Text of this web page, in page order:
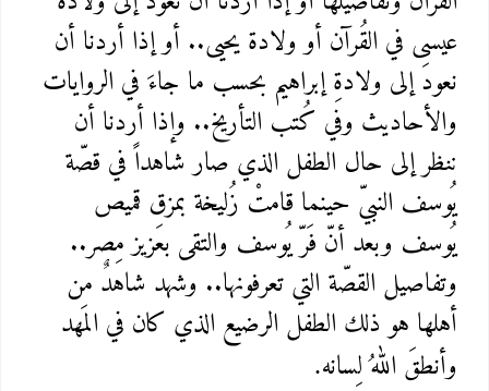
عيسى في القُرآن أو ولادة يحيى.. أو إذا أردنا أن
نعودَ إلى ولادةِ إبراهيم بحسب ما جاءَ في الروايات
والأحاديث وفي كُتب التأريخ.. وإذا أردنا أن
ننظر إلى حال الطفل الذي صار شاهداً في قصّة
يُوسف النبيّ حينما قامتْ زُليخة بمزق قميص
يُوسف وبعد أنّ فَرّ يُوسف والتقى بعَزيز مِصر..
وتفاصيل القصّة التي تعرفونها.. وشهد شاهدٌ من
أهلها هو ذلك الطفل الرضيع الذي كان في المَهد
وأنطقَ اللهُ لِسانه.